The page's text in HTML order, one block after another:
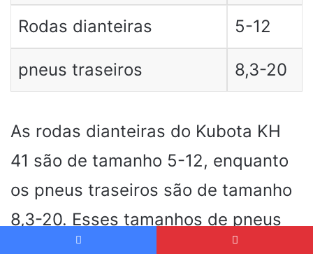
Rodas dianteiras 5-12
pneus traseiros 8,3-20
As rodas dianteiras do Kubota KH
41 são de tamanho 5-12, enquanto
os pneus traseiros são de tamanho
8,3-20. Esses tamanhos de pneus
são ideais para diferentes